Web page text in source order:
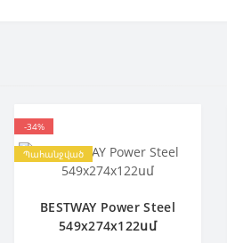
-34%
Պահանջված
BESTWAY Power Steel
549х274х122սմ